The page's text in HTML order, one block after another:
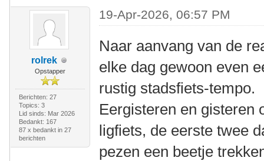
rolrek
Opstapper
Berichten: 27
Topics: 3
Lid sinds: Mar 2026
Bedankt: 167
87 x bedankt in 27
berichten
19-Apr-2026, 06:57 PM
Naar aanvang van de
elke dag gewoon even
rustig stadsfiets-tempo.
Eergisteren en gisteren
ligfiets, de eerste twee
pezen een beetje